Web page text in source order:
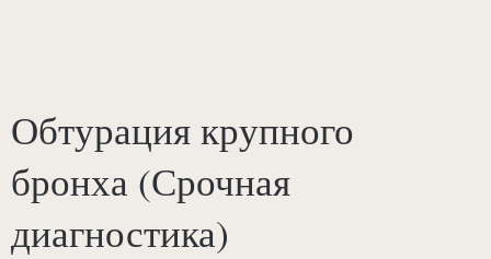
Обтурация крупного
бронха (Срочная
диагностика)